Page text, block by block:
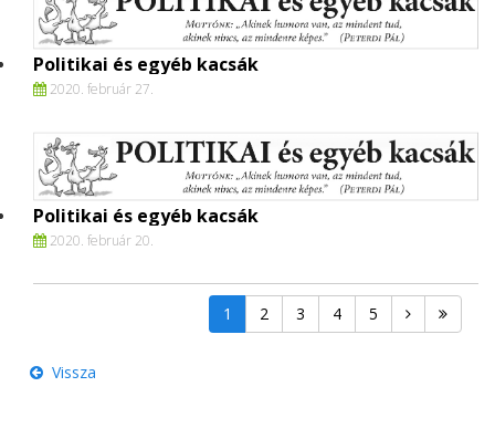
Politikai és egyéb kacsák
2020. február 27.
Politikai és egyéb kacsák
2020. február 20.
1 2 3 4 5
Vissza